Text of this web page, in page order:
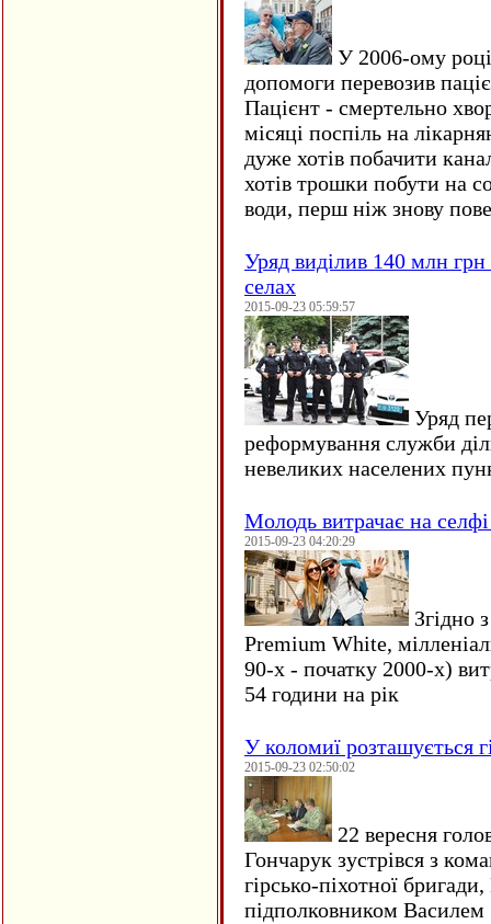
У 2006-ому
допомоги перевозив
Пацієнт - смертельно
місяці поспіль на
дуже хотів побачити
хотів трошки побути на
води, перш ніж знову
Уряд виділив 140 млн
селах
2015-09-23 05:59:57
Уряд
реформування служби
невеликих населених
Молодь витрачає на
2015-09-23 04:20:29
Згідно
Premium White,
90-х - початку 2000-х)
54 години на рік
У коломиї розташується
2015-09-23 02:50:02
22 вересня
Гончарук зустрівся з
гірсько-піхотної
підполковником